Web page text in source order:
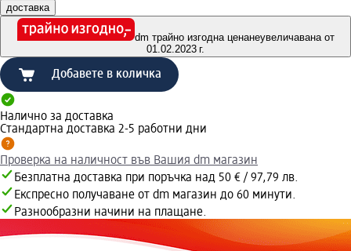
доставка
dm трайно изгодна ценанеувеличавана от
01.02.2023 г.
Добавете в количка
Налично за доставка
Стандартна доставка 2-5 работни дни
Проверка на наличност във Вашия dm магазин
Безплатна доставка при поръчка над 50 € / 97,79 лв.
Експресно получаване от dm магазин до 60 минути.
Разнообразни начини на плащане.